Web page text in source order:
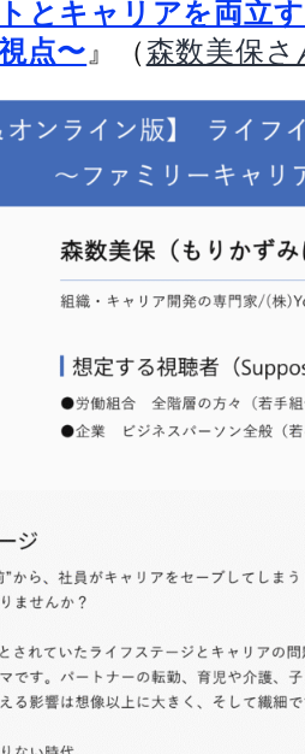
とキャリアを両立
点〜 』（森数美保さ